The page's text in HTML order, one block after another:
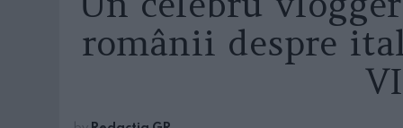
românii despre